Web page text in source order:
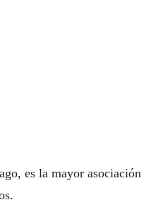
es la mayor asociación